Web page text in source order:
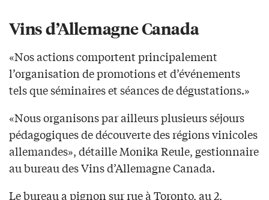
Vins d’Allemagne Canada
«Nos actions comportent principalement
l’organisation de promotions et d’événements
tels que séminaires et séances de dégustations.»
«Nous organisons par ailleurs plusieurs séjours
pédagogiques de découverte des régions vinicoles
allemandes», détaille Monika Reule, gestionnaire
au bureau des Vins d’Allemagne Canada.
Le bureau a pignon sur rue à Toronto, au 2,